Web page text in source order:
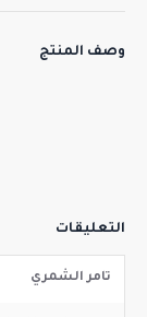
وصف المنتج
التعليقات
تامر الشمري